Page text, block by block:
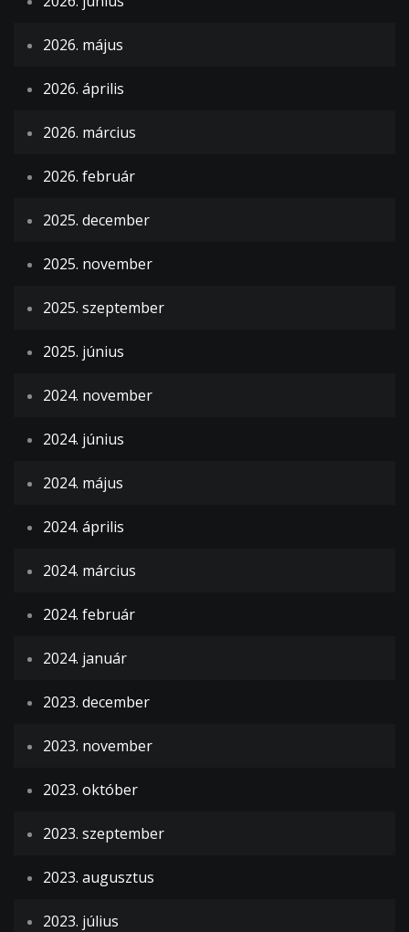
2026. május
2026. április
2026. március
2026. február
2025. december
2025. november
2025. szeptember
2025. június
2024. november
2024. június
2024. május
2024. április
2024. március
2024. február
2024. január
2023. december
2023. november
2023. október
2023. szeptember
2023. augusztus
2023. július